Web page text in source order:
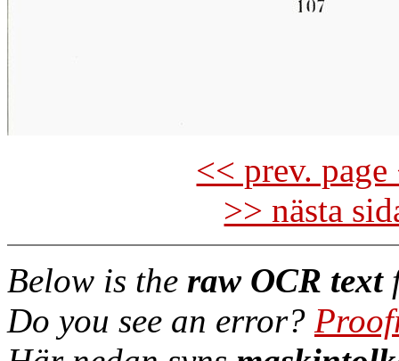
<< prev.
>> nästa
Below is the raw OCR text
Do you see an error?